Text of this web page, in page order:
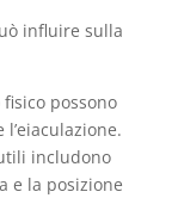
influire sulla
possono
includono
e la posizione